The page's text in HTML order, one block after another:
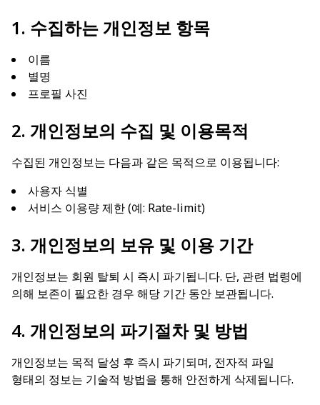
1. 수집하는 개인정보 항목
이름
별명
프로필 사진
2. 개인정보의 수집 및 이용목적
수집된 개인정보는 다음과 같은 목적으로 이용됩니다:
사용자 식별
서비스 이용량 제한 (예: Rate-limit)
3. 개인정보의 보유 및 이용 기간
개인정보는 회원 탈퇴 시 즉시 파기됩니다. 단, 관련 법령에
의해 보존이 필요한 경우 해당 기간 동안 보관됩니다.
4. 개인정보의 파기절차 및 방법
개인정보는 목적 달성 후 즉시 파기되며, 전자적 파일
형태의 정보는 기술적 방법을 통해 안전하게 삭제됩니다.